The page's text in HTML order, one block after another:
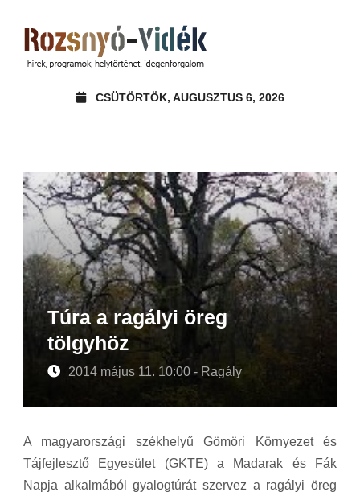
CSÜTÖRTÖK, AUGUSZTUS 6, 2026
Túra a ragályi öreg
tölgyhöz
2014 május 11. 10:00 - Ragály
A magyarországi székhelyű Gömöri Környezet és
Tájfejlesztő Egyesület (GKTE) a Madarak és Fák
Napja alkalmából gyalogtúrát szervez a ragályi öreg